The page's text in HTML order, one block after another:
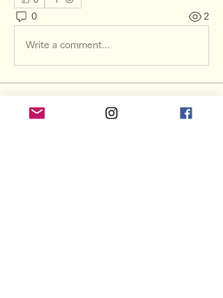
0 2
Write a comment...
グループについて
Preview your site to navigate your